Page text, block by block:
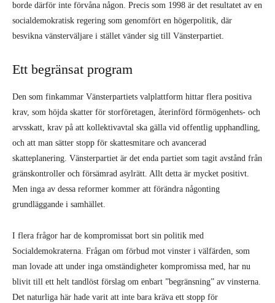
borde därför inte förvåna någon. Precis som 1998 är det resultatet av en
socialdemokratisk regering som genomfört en högerpolitik, där
besvikna vänsterväljare i stället vänder sig till Vänsterpartiet.
Ett begränsat program
Den som finkammar Vänsterpartiets valplattform hittar flera positiva
krav, som höjda skatter för storföretagen, återinförd förmögenhets- och
arvsskatt, krav på att kollektivavtal ska gälla vid offentlig upphandling,
och att man sätter stopp för skattesmitare och avancerad
skatteplanering. Vänsterpartiet är det enda partiet som tagit avstånd från
gränskontroller och försämrad asylrätt. Allt detta är mycket positivt.
Men inga av dessa reformer kommer att förändra någonting
grundläggande i samhället.
I flera frågor har de kompromissat bort sin politik med
Socialdemokraterna. Frågan om förbud mot vinster i välfärden, som
man lovade att under inga omständigheter kompromissa med, har nu
blivit till ett helt tandlöst förslag om enbart ”begränsning” av vinsterna.
Det naturliga här hade varit att inte bara kräva ett stopp för